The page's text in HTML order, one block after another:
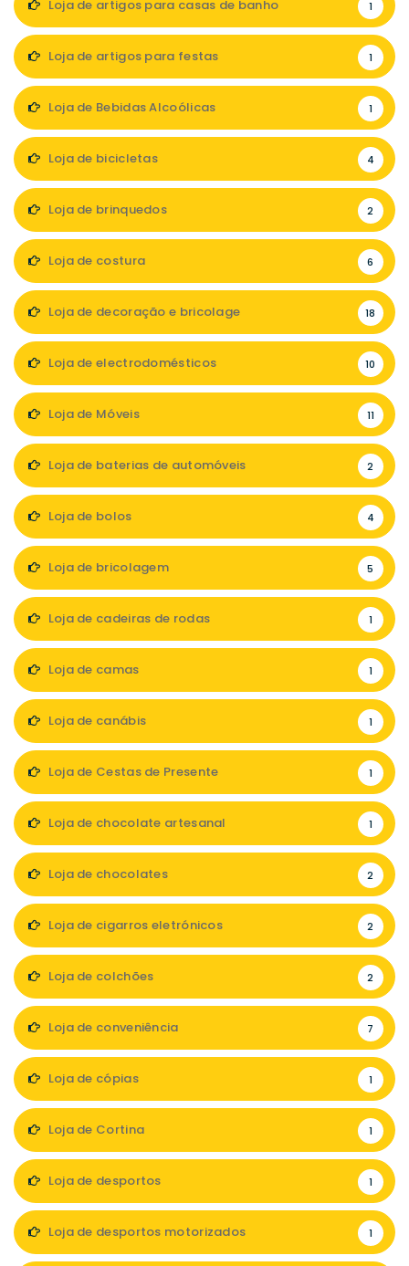
Loja de artigos para casas de banho 1
Loja de artigos para festas 1
Loja de Bebidas Alcoólicas 1
Loja de bicicletas 4
Loja de brinquedos 2
Loja de costura 6
Loja de decoração e bricolage 18
Loja de electrodomésticos 10
Loja de Móveis 11
Loja de baterias de automóveis 2
Loja de bolos 4
Loja de bricolagem 5
Loja de cadeiras de rodas 1
Loja de camas 1
Loja de canábis 1
Loja de Cestas de Presente 1
Loja de chocolate artesanal 1
Loja de chocolates 2
Loja de cigarros eletrónicos 2
Loja de colchões 2
Loja de conveniência 7
Loja de cópias 1
Loja de Cortina 1
Loja de desportos 1
Loja de desportos motorizados 1